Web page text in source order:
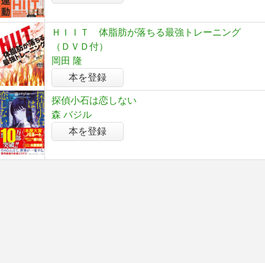
ＨＩＩＴ 体脂肪が落ちる最強トレーニング
（ＤＶＤ付）
岡田 隆
本を登録
探偵小石は恋しない
森 バジル
本を登録